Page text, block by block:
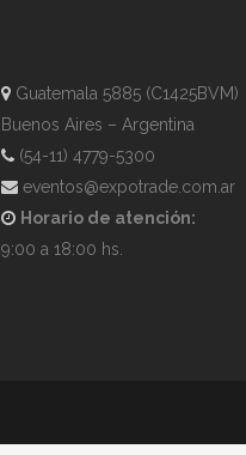
Guatemala 5885 (C1425BVM)
Buenos Aires – Argentina
(54-11) 4779-5300
eventos@expotrade.com.ar
Horario de atención:
9:00 a 18:00 hs.